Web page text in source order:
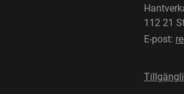
112 21
E-post: